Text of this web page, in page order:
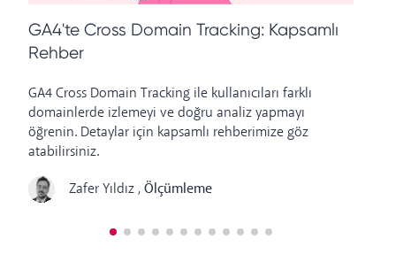
GA4'te Cross Domain Tracking: Kapsamlı
Rehber
GA4 Cross Domain Tracking ile kullanıcıları farklı
domainlerde izlemeyi ve doğru analiz yapmayı
öğrenin. Detaylar için kapsamlı rehberimize göz
atabilirsiniz.
Zafer Yıldız,Ölçümleme